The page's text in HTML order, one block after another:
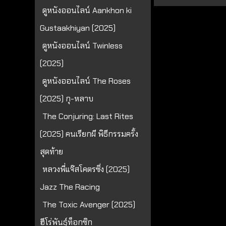
ดูหนังออนไลน์ Aankhon ki
Gustaakhiyan (2025)
ดูหนังออนไลน์ Twinless
(2025)
ดูหนังออนไลน์ The Roses
(2025) กุ-หลาบ
The Conjuring: Last Rites
(2025) คนเรียกผี พิธีกรรมครั้ง
สุดท้าย
หลวงพี่แจ๊สโคตรซิ่ง (2025)
Jazz The Racing
The Toxic Avenger (2025)
ฮีโร่พันธุ์ท็อกซิก